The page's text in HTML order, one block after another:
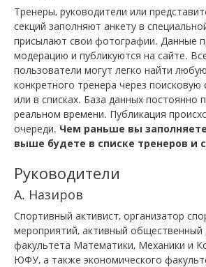
Тренеры, руководители или
секций заполняют анкету в
присылают свои фотографии. Данные
модерацию и публикуются на сайте.
пользователи могут легко найти
конкретного тренера через поисковую
или в списках. База данных постоянно
реальном времени. Публикация
очереди. Чем раньше вы
выше будете в списке тренеров и
Руководители
А. Назиров
Спортивный активист, организатор
мероприятий, активный общественный
факультета Математики, Механики и
ЮФУ, а также экономического